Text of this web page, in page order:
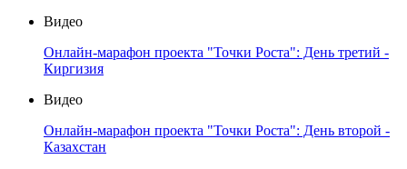
Видео
Онлайн-марафон проекта "Точки Роста": День третий -
Киргизия
Видео
Онлайн-марафон проекта "Точки Роста": День второй -
Казахстан